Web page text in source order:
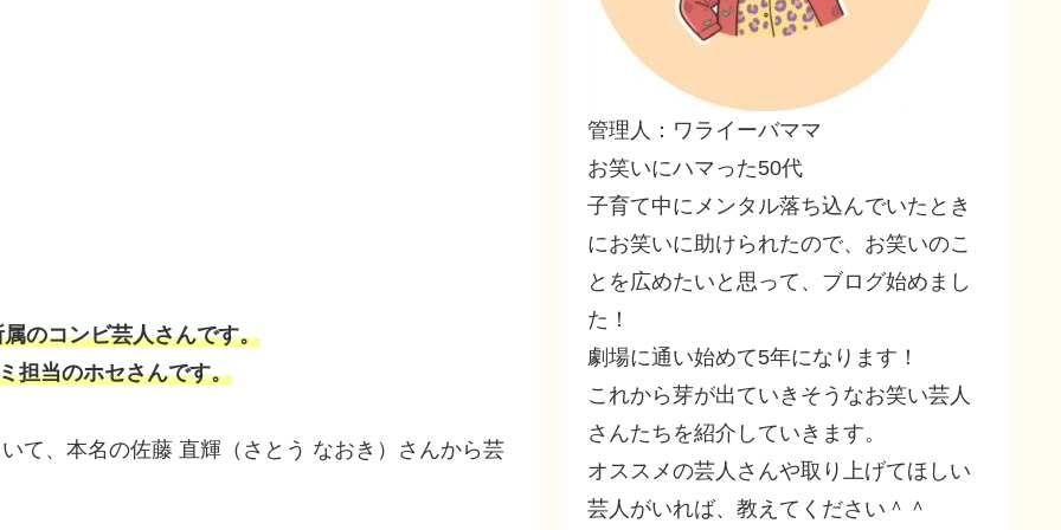
のコンビ芸人さんです。
担当のホセさんです。
て、本名の佐藤 直輝（さとう なおき）さんから芸
管理人：ワライーバママ
お笑いにハマった50代
子育て中にメンタル落ち込んでいたとき
にお笑いに助けられたので、お笑いのこ
とを広めたいと思って、ブログ始めまし
た！
劇場に通い始めて5年になります！
これから芽が出ていきそうなお笑い芸人
さんたちを紹介していきます。
オススメの芸人さんや取り上げてほしい
芸人がいれば、教えてください＾＾